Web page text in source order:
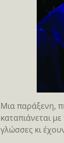
Μια παράξενη,
καταπιάνεται
γλώσσες κι